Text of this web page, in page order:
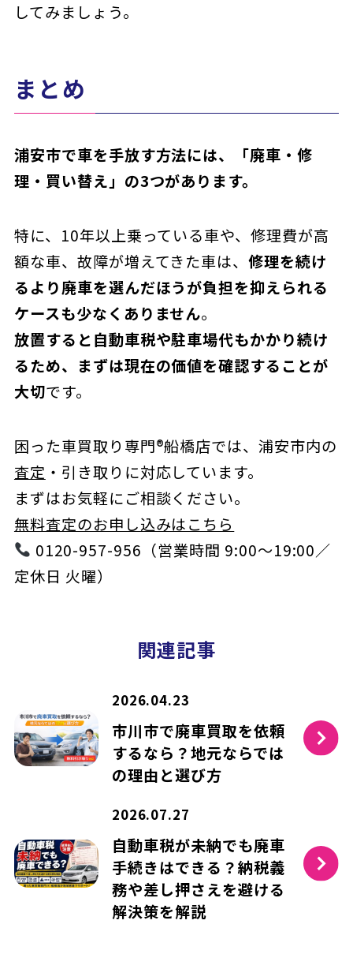
してみましょう。
まとめ
浦安市で車を手放す方法には、「廃車・修
理・買い替え」の3つがあります。
特に、10年以上乗っている車や、修理費が高
額な車、故障が増えてきた車は、修理を続け
るより廃車を選んだほうが負担を抑えられる
ケースも少なくありません。
放置すると自動車税や駐車場代もかかり続け
るため、まずは現在の価値を確認することが
大切です。
困った車買取り専門®船橋店では、浦安市内の
査定 ・引き取りに対応しています。
まずはお気軽にご相談ください。
無料査定のお申し込みはこちら
0120-957-956（営業時間 9:00〜19:00／
定休日 火曜）
関連記事
2026.04.23
市川市で廃車買取を依頼
するなら？地元ならでは
の理由と選び方
2026.07.27
自動車税が未納でも廃車
手続きはできる？納税義
務や差し押さえを避ける
解決策を解説